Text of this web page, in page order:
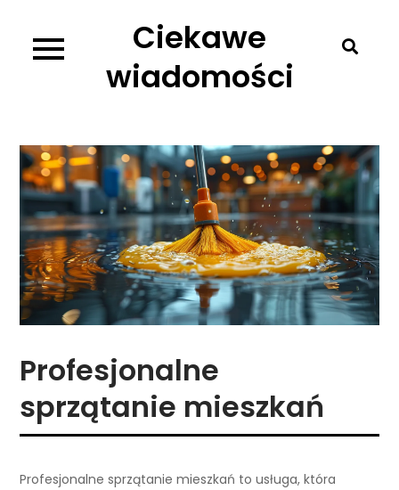
content
Ciekawe
wiadomości
Profesjonalne
sprzątanie mieszkań
Profesjonalne sprzątanie mieszkań to usługa, która